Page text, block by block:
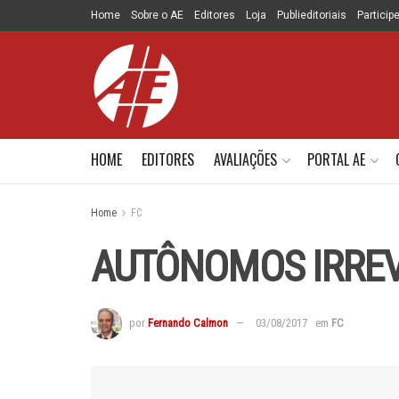
Home Sobre o AE Editores Loja Publieditoriais
HOME EDITORES AVALIAÇÕES PORTAL AE
Home FC
AUTÔNOMOS
por Fernando Calmon 03/08/2017 em FC